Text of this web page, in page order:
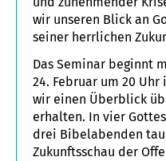
wir unseren Blick an
seiner herrlichen
Das Seminar beginnt
24. Februar um 20 Uhr
wir einen Überblick
erhalten. In vier
drei Bibelabenden
Zukunftsschau der